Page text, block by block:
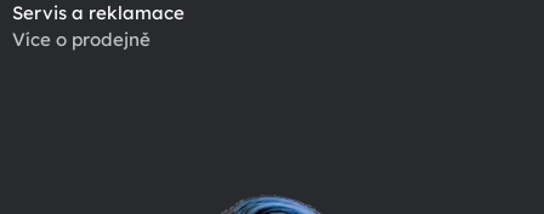
Servis a reklamace
Více o prodejně